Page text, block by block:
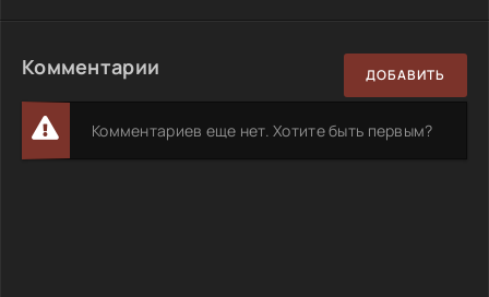
Комментарии ДОБАВИТЬ
Комментариев еще нет. Хотите быть первым?